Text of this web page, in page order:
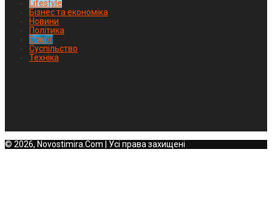
Lifestyle
Бізнес та економіка
Новини
Політика
Спорт
Суспільство
Техніка
© 2026, Novostimira.Com | Усі права захищені